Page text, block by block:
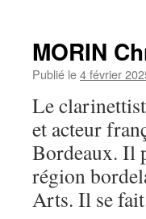
MORIN
Publié le4 février
Le
et acteur
Bordeaux. Il
région
Arts. Il se